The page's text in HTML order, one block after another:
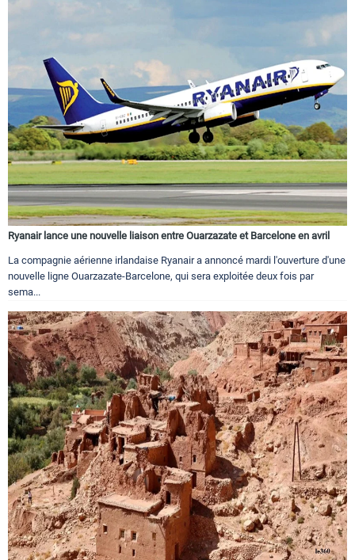
Ryanair lance une nouvelle liaison entre Ouarzazate et Barcelone en avril
La compagnie aérienne irlandaise Ryanair a annoncé mardi l'ouverture d'une
nouvelle ligne Ouarzazate-Barcelone, qui sera exploitée deux fois par
sema...